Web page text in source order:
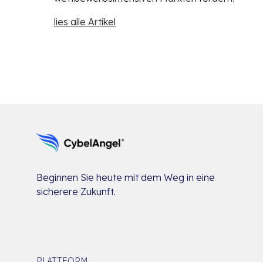
lies alle Artikel
Beginnen Sie heute mit dem Weg in eine
sicherere Zukunft.